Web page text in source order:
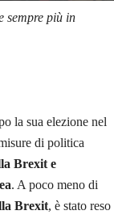
sempre più in
la sua elezione nel
di politica
Brexit e
. A poco meno di
Brexit, è stato reso